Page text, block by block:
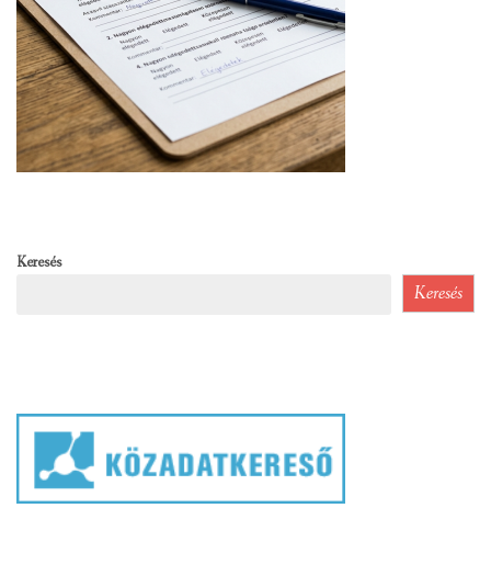
Keresés
Keresés